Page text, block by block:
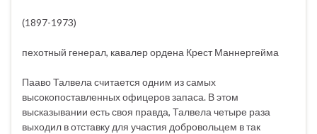
(1897-1973)
пехотный генерал, кавалер ордена Крест Маннергейма
Пааво Талвела считается одним из самых
высокопоставленных офицеров запаса. В этом
высказывании есть своя правда, Талвела четыре раза
выходил в отставку для участия добровольцем в так